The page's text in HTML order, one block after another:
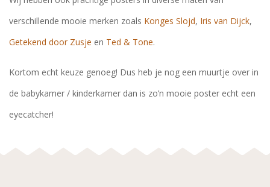
verschillende mooie merken zoals Konges Slojd, Iris van Dijck,
Getekend door Zusje en Ted & Tone.
Kortom echt keuze genoeg! Dus heb je nog een muurtje over in
de babykamer / kinderkamer dan is zo’n mooie poster echt een
eyecatcher!